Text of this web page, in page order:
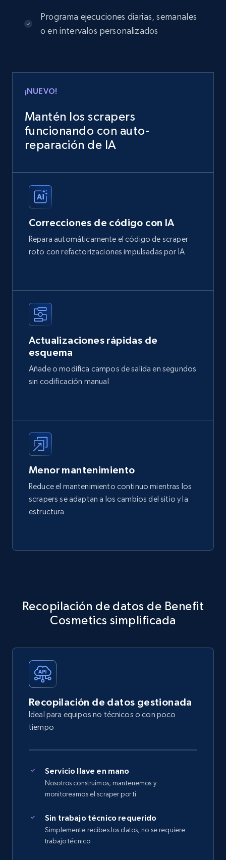
Programa ejecuciones diarias, semanales
o en intervalos personalizados
¡NUEVO!
Mantén los scrapers
funcionando con auto-
reparación de IA
Correcciones de código con IA
Repara automáticamente el código de scraper
roto con refactorizaciones impulsadas por IA
Actualizaciones rápidas de
esquema
Añade o modifica campos de salida en segundos
sin codificación manual
Menor mantenimiento
Reduce el mantenimiento continuo mientras los
scrapers se adaptan a los cambios del sitio y la
estructura
Recopilación de datos de Benefit
Cosmetics simplificada
Recopilación de datos gestionada
Ideal para equipos no técnicos o con poco
tiempo
Servicio llave en mano
Nosotros construimos, mantenemos y
monitoreamos el scraper por ti
Sin trabajo técnico requerido
Simplemente recibes los datos, no se requiere
trabajo técnico